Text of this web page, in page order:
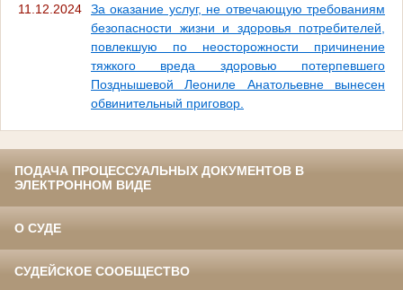
11.12.2024
За оказание услуг, не отвечающую требованиям
безопасности жизни и здоровья потребителей,
повлекшую по неосторожности причинение
тяжкого вреда здоровью потерпевшего
Позднышевой Леониле Анатольевне вынесен
обвинительный приговор.
ПОДАЧА ПРОЦЕССУАЛЬНЫХ ДОКУМЕНТОВ В
ЭЛЕКТРОННОМ ВИДЕ
О СУДЕ
СУДЕЙСКОЕ СООБЩЕСТВО